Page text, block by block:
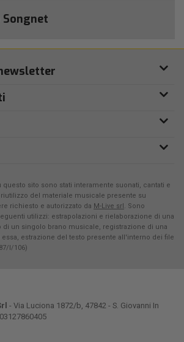
sito sono stati interamente suonati, cantati e
riutilizzo del materiale musicale presente su
richiesto e autorizzato da M-Live srl. Sono
utilizzi: estrapolazioni e rielaborazione di una
di un singolo brano musicale, registrazione di una
estrazione del testo presente all'interno dei file
I/106)
- Via Luciona 1872/b, 47842 - S. Giovanni In